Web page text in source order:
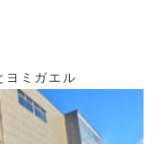
ヨミガエル